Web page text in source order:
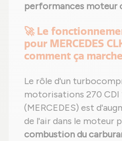
performances moteur
🚀 Le
pour MERCEDES
comment ça
Le rôle d'un
motorisations 270 CDI
(MERCEDES) est
de l'air dans le moteur
combustion du